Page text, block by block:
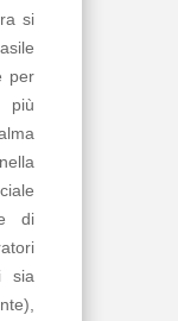
si
per
più
di
sia